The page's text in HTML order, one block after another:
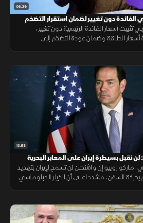
06:39
الفائدة دون تغيير لضمان استقرار التضخم
تثبيت أسعار الفائدة الرئيسية دون تغيير،
الطاقة وضمان عودة التضخم إلى
13:53
لن نقبل بسيطرة إيران على المعابر البحرية
ماركو روبيو إن واشنطن لن تسمح لإيران بتهديد
بحركة السفن، مشددا على أن الخيار الدبلوماسي